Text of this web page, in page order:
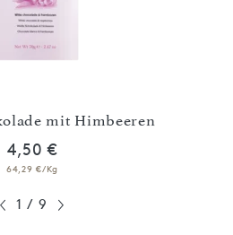
mit Himbeeren
4,50 €
64,29 €/Kg
1 / 9